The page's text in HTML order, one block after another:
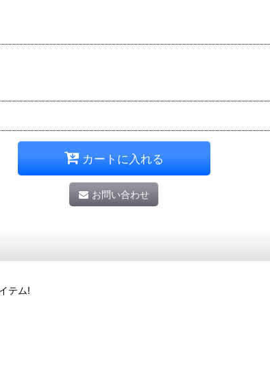
カートに入れる
お問い合わせ
テム!